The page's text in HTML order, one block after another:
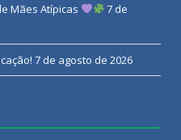
Mães Atípicas
7 de
7 de agosto de 2026